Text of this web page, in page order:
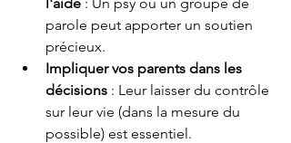
parole peut apporter un soutien
précieux.
Impliquer vos parents dans les
décisions : Leur laisser du contrôle
sur leur vie (dans la mesure du
possible) est essentiel.